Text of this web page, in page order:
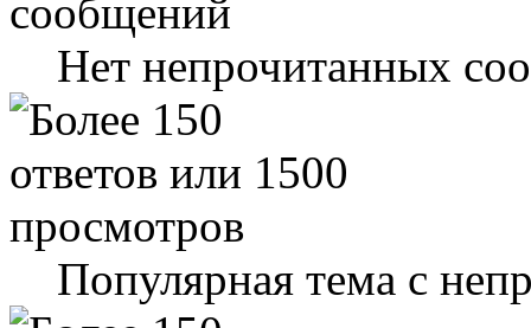
Нет непрочитанных
Популярная тема с